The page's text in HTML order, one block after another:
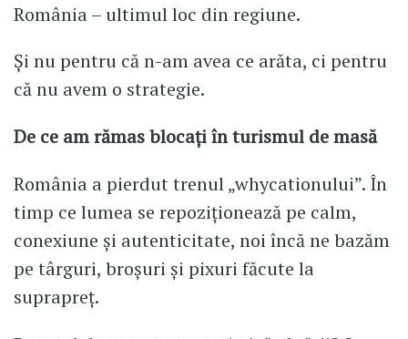
România – ultimul loc din regiune.
Și nu pentru că n-am avea ce arăta, ci pentru
că nu avem o strategie.
De ce am rămas blocați în turismul de masă
România a pierdut trenul „whycationului”. În
timp ce lumea se repoziționează pe calm,
conexiune și autenticitate, noi încă ne bazăm
pe târguri, broșuri și pixuri făcute la
suprapreț.